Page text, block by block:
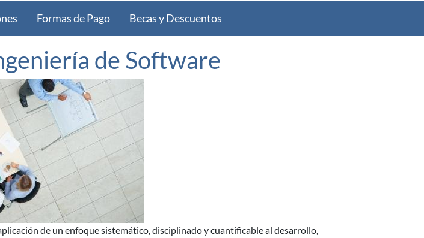
Formas de Pago Becas y Descuentos
de Software
de un enfoque sistemático, disciplinado y cuantificable al desarrollo,